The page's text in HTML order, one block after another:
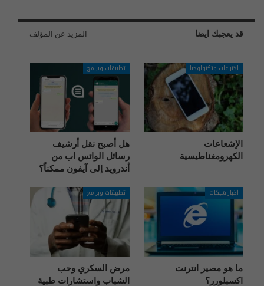
قد يعجبك ايضا المزيد عن المؤلف
اختراعات وتكنولوجيا
الإشعاعات
الكهرومغناطيسية
تطبيقات وبرامج
هل أصبح نقل أرشيف
رسائل الواتس اب من
أندرويد إلى آيفون ممكناً؟
أخبار شبكات
ما هو مصير انترنت
اكسبلورر؟
تطبيقات وبرامج
مرض السكري وحب
الشباب واستشارات طبية